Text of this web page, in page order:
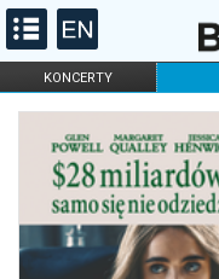
KONCERTY
FILHARMONIA
DLA DZIECI